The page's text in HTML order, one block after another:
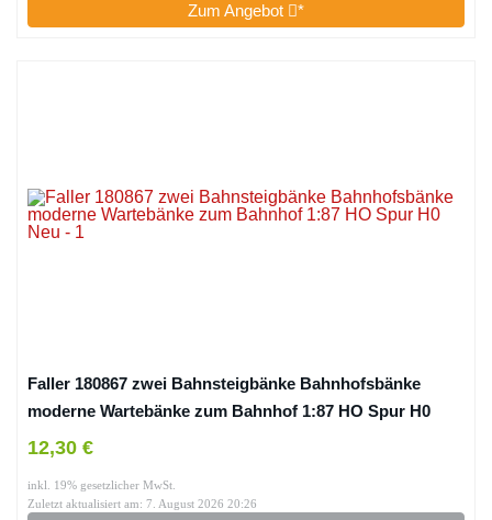
Zum Angebot *
Faller 180867 zwei Bahnsteigbänke Bahnhofsbänke
moderne Wartebänke zum Bahnhof 1:87 HO Spur H0
Neu
12,30 €
inkl. 19% gesetzlicher MwSt.
Zuletzt aktualisiert am: 7. August 2026 20:26